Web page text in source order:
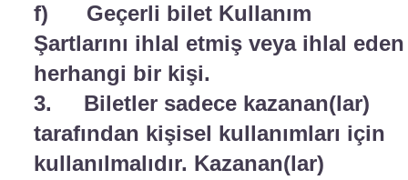
f) Geçerli bilet Kullanım
Şartlarını ihlal etmiş veya ihlal eden
herhangi bir kişi.
3. Biletler sadece kazanan(lar)
tarafından kişisel kullanımları için
kullanılmalıdır. Kazanan(lar)